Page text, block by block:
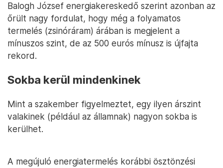
Balogh József energiakereskedő szerint azonban az
őrült nagy fordulat, hogy még a folyamatos
termelés (zsinóráram) árában is megjelent a
mínuszos szint, de az 500 eurós mínusz is újfajta
rekord.
Sokba kerül mindenkinek
Mint a szakember figyelmeztet, egy ilyen árszint
valakinek (például az államnak) nagyon sokba is
kerülhet.
A megújuló energiatermelés korábbi ösztönzési